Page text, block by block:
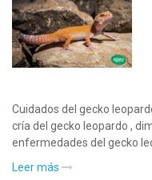
Cuidados del gecko
cría del gecko leopardo ,
enfermedades del gecko
Leer más